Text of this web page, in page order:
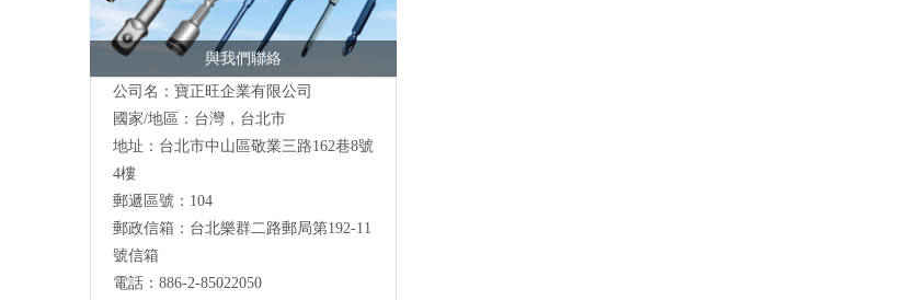
與我們聯絡
公司名：寶正旺企業有限公司
國家/地區：台灣，台北市
地址：台北市中山區敬業三路162巷8號
4樓
郵遞區號：104
郵政信箱：台北樂群二路郵局第192-11
號信箱
電話：886-2-85022050